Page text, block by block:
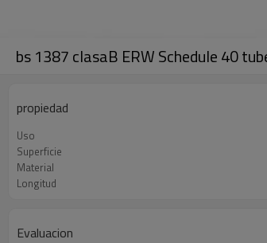
bs 1387 clasaB ERW Schedule 40
propiedad
Uso
Superficie
Material
Longitud
Evaluacion